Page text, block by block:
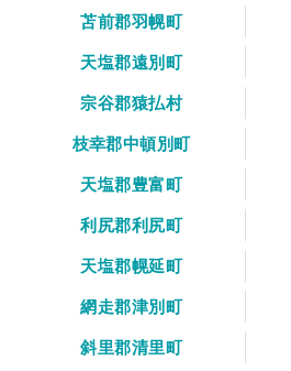
苫前郡羽幌町
天塩郡遠別町
宗谷郡猿払村
枝幸郡中頓別町
天塩郡豊富町
利尻郡利尻町
天塩郡幌延町
網走郡津別町
斜里郡清里町